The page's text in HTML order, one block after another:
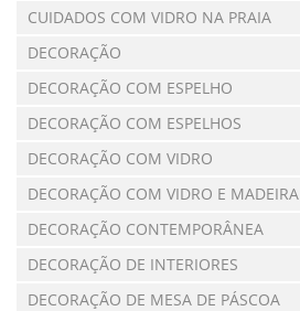
CUIDADOS COM VIDRO NA PRAIA
DECORAÇÃO
DECORAÇÃO COM ESPELHO
DECORAÇÃO COM ESPELHOS
DECORAÇÃO COM VIDRO
DECORAÇÃO COM VIDRO E MADEIRA
DECORAÇÃO CONTEMPORÂNEA
DECORAÇÃO DE INTERIORES
DECORAÇÃO DE MESA DE PÁSCOA